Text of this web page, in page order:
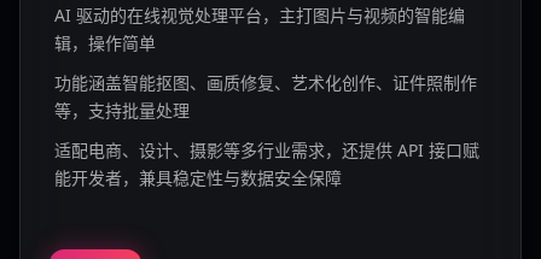
AI 驱动的在线视觉处理平台，主打图片与视频的智能编
辑，操作简单
功能涵盖智能抠图、画质修复、艺术化创作、证件照制作
等，支持批量处理
适配电商、设计、摄影等多行业需求，还提供 API 接口赋
能开发者，兼具稳定性与数据安全保障